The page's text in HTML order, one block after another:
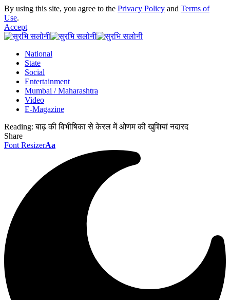
By using this site, you agree to the Privacy Policy and Terms of
Use.
Accept
National
State
Social
Entertainment
Mumbai / Maharashtra
Video
E-Magazine
Reading: बाढ़ की विभीषिका से केरल में ओणम की खुशियां नदारद
Share
Font ResizerAa